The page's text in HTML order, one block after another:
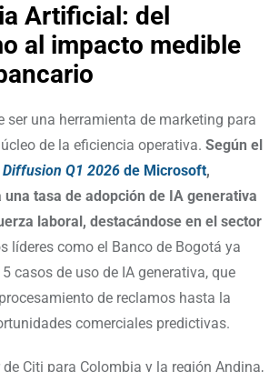
Artificial: del
al impacto medible
ser una herramienta de marketing para
de la eficiencia operativa. Según el
Diffusion Q1 2026 de Microsoft,
tasa de adopción de IA generativa
laboral, destacándose en el sector
líderes como el Banco de Bogotá ya
casos de uso de IA generativa, que
de reclamos hasta la
comerciales predictivas.
Citi para Colombia y la región Andina,